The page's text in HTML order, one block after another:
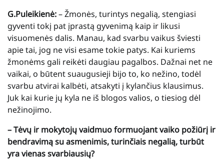
G.Puleikienė:– Žmonės, turintys negalią, stengiasi
gyventi tokį pat įprastą gyvenimą kaip ir likusi
visuomenės dalis. Manau, kad svarbu vaikus šviesti
apie tai, jog ne visi esame tokie patys. Kai kuriems
žmonėms gali reikėti daugiau pagalbos. Dažnai net ne
vaikai, o būtent suaugusieji bijo to, ko nežino, todėl
svarbu atvirai kalbėti, atsakyti į kylančius klausimus.
Juk kai kurie jų kyla ne iš blogos valios, o tiesiog dėl
nežinojimo.
– Tėvų ir mokytojų vaidmuo formuojant vaiko požiūrį ir
bendravimą su asmenimis, turinčiais negalią, turbūt
yra vienas svarbiausių?